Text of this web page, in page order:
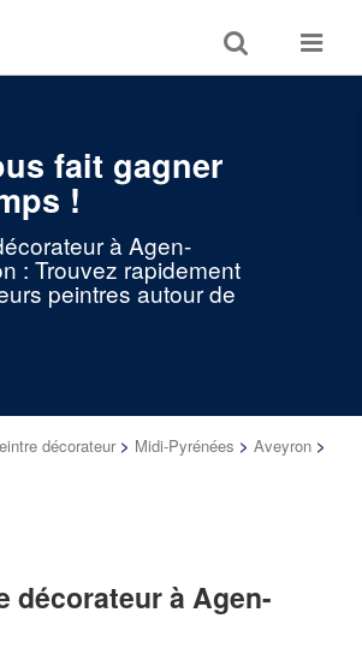
Toggle
search
Toggle
fait gagner
!
à Agen-
: Trouvez rapidement
peintres autour de
décorateur > Midi-Pyrénées > Aveyron >
décorateur à Agen-